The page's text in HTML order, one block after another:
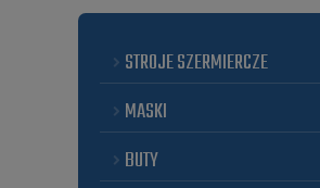
STROJE SZERMIERCZE
MASKI
BUTY